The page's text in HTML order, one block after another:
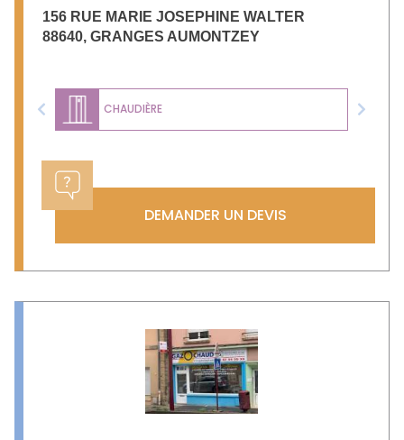
156 RUE MARIE JOSEPHINE WALTER
88640, GRANGES AUMONTZEY
CHAUDIÈRE
Previous Next
DEMANDER UN DEVIS